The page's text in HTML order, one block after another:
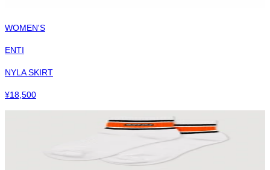
WOMEN'S
ENTI
NYLA SKIRT
¥18,500